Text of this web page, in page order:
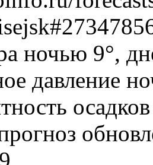
ночью 9°,
давление